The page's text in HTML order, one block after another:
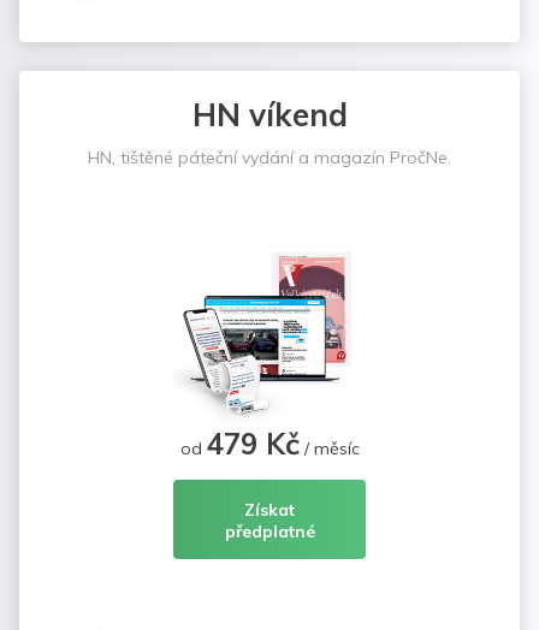
HN víkend
HN, tištěné páteční vydání a magazín PročNe.
od 479 Kč/ měsíc
Získat
předplatné